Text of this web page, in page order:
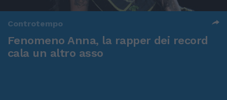
Controtempo
Fenomeno Anna, la rapper dei record
cala un altro asso